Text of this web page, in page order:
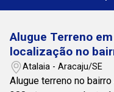
Alugue Terreno
localização no
Atalaia - Aracaju/SE
Alugue terreno no